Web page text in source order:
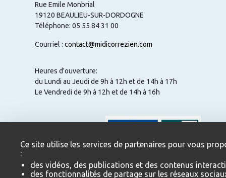
Rue Emile Monbrial
19120 BEAULIEU-SUR-DORDOGNE
Téléphone: 05 55 84 31 00
Courriel : contact@midicorrezien.com
Heures d'ouverture:
du Lundi au Jeudi de 9h à 12h et de 14h à 17h
Le Vendredi de 9h à 12h et de 14h à 16h
NOUS CONTACTER
Ce site utilise les services de partenaires pour vous
:
des vidéos, des publications et des contenus
des fonctionnalités de partage sur les réseaux